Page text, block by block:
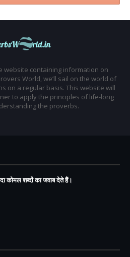
website containing information on
World, we’ll sail on the world of
on a regular basis. This website will
to apply the principles of life-long
the proverbs.
कोमल शब्दों का जवाब देते हैं।